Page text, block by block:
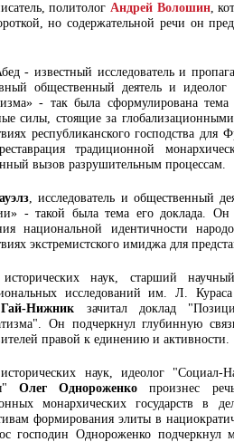
политолог Андрей Волошин,
но содержательной речи он
- известный исследователь и
общественный деятель и идеолог
- так была сформулирована
силы, стоящие за
республиканского господства
традиционной
вызов разрушительным процессам.
, исследователь и общественный
- такой была тема его доклада.
национальной идентичности
экстремистского имиджа для
наук, старший
исследований им. Л.
Нижник зачитал доклад
Он подчеркнул глубинную
правой к единению и активности.
наук, идеолог
Олег Однороженко произнес
монархических государств в
формирования элиты в
господин Однороженко подчеркнул